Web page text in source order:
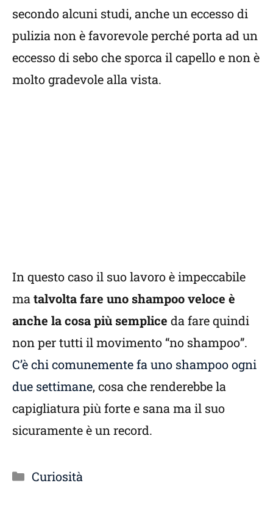
secondo alcuni studi, anche un eccesso di
pulizia non è favorevole perché porta ad un
eccesso di sebo che sporca il capello e non è
molto gradevole alla vista.
In questo caso il suo lavoro è impeccabile
ma talvolta fare uno shampoo veloce è
anche la cosa più semplice da fare quindi
non per tutti il movimento “no shampoo”.
C’è chi comunemente fa uno shampoo ogni
due settimane, cosa che renderebbe la
capigliatura più forte e sana ma il suo
sicuramente è un record.
Categorie
Curiosità